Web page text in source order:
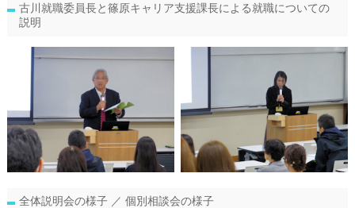
古川就職委員長と篠原キャリア支援課長による就職についての
説明
全体説明会の様子 ／ 個別相談会の様子